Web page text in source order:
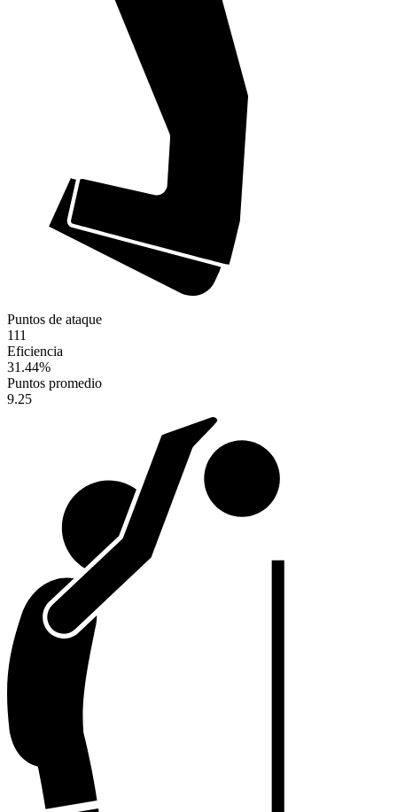
Puntos de ataque
111
Eficiencia
31.44%
Puntos promedio
9.25